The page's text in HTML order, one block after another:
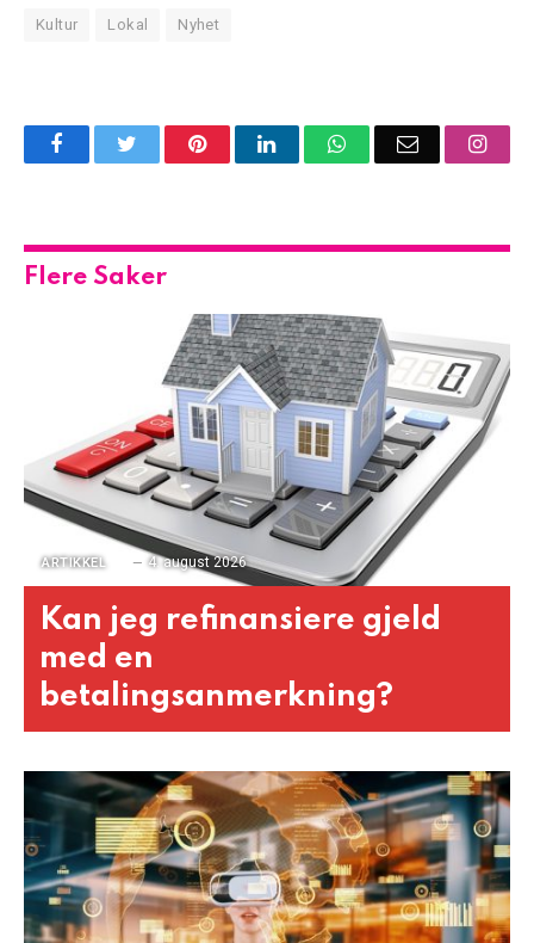
Kultur Lokal Nyhet
FacebookTwitter PinterestLinkedInWhatsAppEmail
Flere Saker
ARTIKKEL 4. august 2026
Kan jeg refinansiere gjeld
med en
betalingsanmerkning?